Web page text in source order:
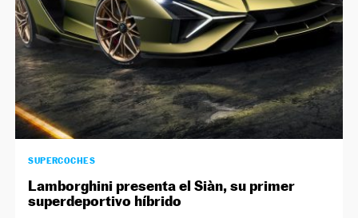
SUPERCOCHES
Lamborghini presenta el Siàn, su primer
superdeportivo híbrido